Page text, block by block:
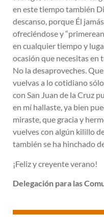
en este tiempo también
descanso, porque Él
ofreciéndose y
en cualquier tiempo y
ocasión que necesitas en
No la desaproveches.
vuelvas a lo cotidiano
con San Juan de la Cruz
en mí hallaste, ya bien
miraste, que gracia y
vuelves con algún kilillo
también se ha hinchado
¡Feliz y creyente verano!
Delegación para las